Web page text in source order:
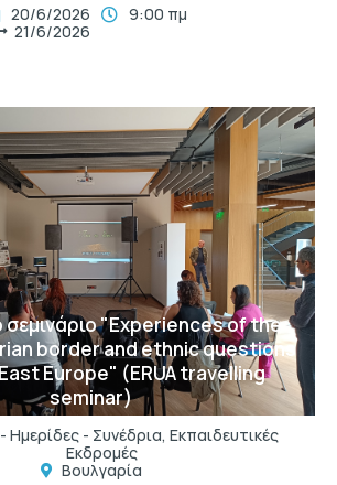
20/6/2026
21/6/2026
9:00 πμ
σεμινάριο "Experiences of the
border and ethnic questions
Europe" (ERUA travelling
seminar)
Ημερίδες - Συνέδρια, Εκπαιδευτικές
Εκδρομές
Βουλγαρία